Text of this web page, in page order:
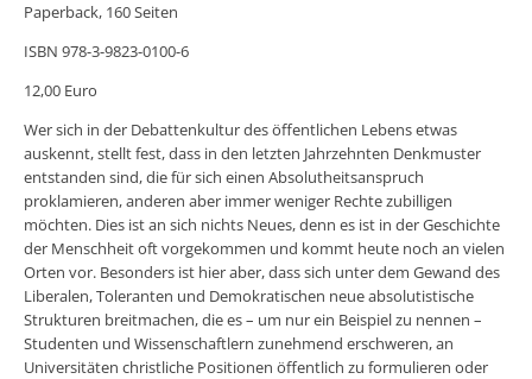
Paperback, 160 Seiten
ISBN 978-3-9823-0100-6
12,00 Euro
Wer sich in der Debattenkultur des öffentlichen Lebens etwas
auskennt, stellt fest, dass in den letzten Jahrzehnten Denkmuster
entstanden sind, die für sich einen Absolutheitsanspruch
proklamieren, anderen aber immer weniger Rechte zubilligen
möchten. Dies ist an sich nichts Neues, denn es ist in der Geschichte
der Menschheit oft vorgekommen und kommt heute noch an vielen
Orten vor. Besonders ist hier aber, dass sich unter dem Gewand des
Liberalen, Toleranten und Demokratischen neue absolutistische
Strukturen breitmachen, die es – um nur ein Beispiel zu nennen –
Studenten und Wissenschaftlern zunehmend erschweren, an
Universitäten christliche Positionen öffentlich zu formulieren oder